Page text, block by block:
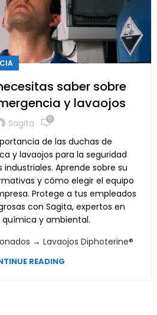
saber sobre
y lavaojos
Sagita 0
de las duchas de
y lavaojos para la seguridad
Aprende sobre su
y cómo elegir el equipo
Protege a tus empleados
con Sagita, expertos en
química y ambiental.
→ Lavaojos Diphoterine®
READING